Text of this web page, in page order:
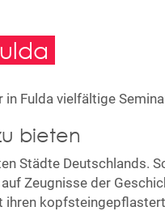
Fulda vielfältige
bieten
Städte Deutschlands.
Zeugnisse der